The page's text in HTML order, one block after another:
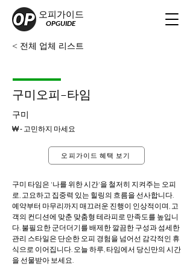
오피가이드
OPGUIDE
< 전체 업체 리스트
구미오피–타임
구미
₩ - 고민하지 마세요
오피가이드 혜택 보기
구미 타임은 '나를 위한 시간'을 철저히 지켜주는 오피
로, 고요하고 집중력 있는 힐링의 흐름을 선사합니다.
예약부터 마무리까지 매끄러운 진행이 인상적이며, 고
객의 컨디션에 맞춘 맞춤형 테라피로 만족도를 높입니
다. 불필요한 군더더기를 배제한 깔끔한 구성과 섬세한
관리 스타일은 단순한 오피 경험을 넘어선 감각적인 휴
식으로 이어집니다. 오늘 하루, 타임에서 당신만의 시간
을 선물받아 보세요.